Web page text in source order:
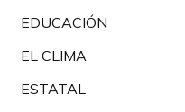
EDUCACIÓN
EL CLIMA
ESTATAL